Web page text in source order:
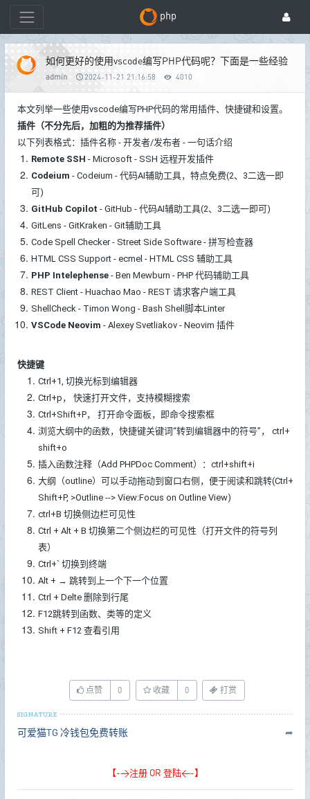
php
如何更好的使用vscode编写PHP代码呢？下面是一些经验
admin 2024-11-21 21:16:58 4010
本文列举一些使用vscode编写PHP代码的常用插件、快捷键和设置。
插件（不分先后，加粗的为推荐插件）
以下列表格式：插件名称 - 开发者/发布者 - 一句话介绍
Remote SSH - Microsoft - SSH 远程开发插件
Codeium - Codeium - 代码AI辅助工具，特点免费(2、3二选一即
可)
GitHub Copilot - GitHub - 代码AI辅助工具(2、3二选一即可)
GitLens - GitKraken - Git辅助工具
Code Spell Checker - Street Side Software - 拼写检查器
HTML CSS Support - ecmel - HTML CSS 辅助工具
PHP Intelephense- Ben Mewburn - PHP 代码辅助工具
REST Client - Huachao Mao - REST 请求客户端工具
ShellCheck - Timon Wong - Bash Shell脚本Linter
VSCode Neovim - Alexey Svetliakov - Neovim 插件
快捷键
Ctrl+1, 切换光标到编辑器
Ctrl+p， 快速打开文件，支持模糊搜索
Ctrl+Shift+P， 打开命令面板，即命令搜索框
浏览大纲中的函数，快捷键关键词“转到编辑器中的符号”， ctrl+
shift+o
插入函数注释（Add PHPDoc Comment）：ctrl+shift+i
大纲（outline）可以手动拖动到窗口右侧，便于阅读和跳转(Ctrl+
Shift+P, >Outline --> View:Focus on Outline View)
ctrl+B 切换侧边栏可见性
Ctrl + Alt + B 切换第二个侧边栏的可见性（打开文件的符号列
表）
Ctrl+` 切换到终端
Alt + → 跳转到上一个下一个位置
Ctrl + Delte 删除到行尾
F12跳转到函数、类等的定义
Shift + F12 查看引用
点赞 0 收藏 0 打赏
可爱猫TG 冷钱包免费转账 ➦
【->注册 OR 登陆<-】